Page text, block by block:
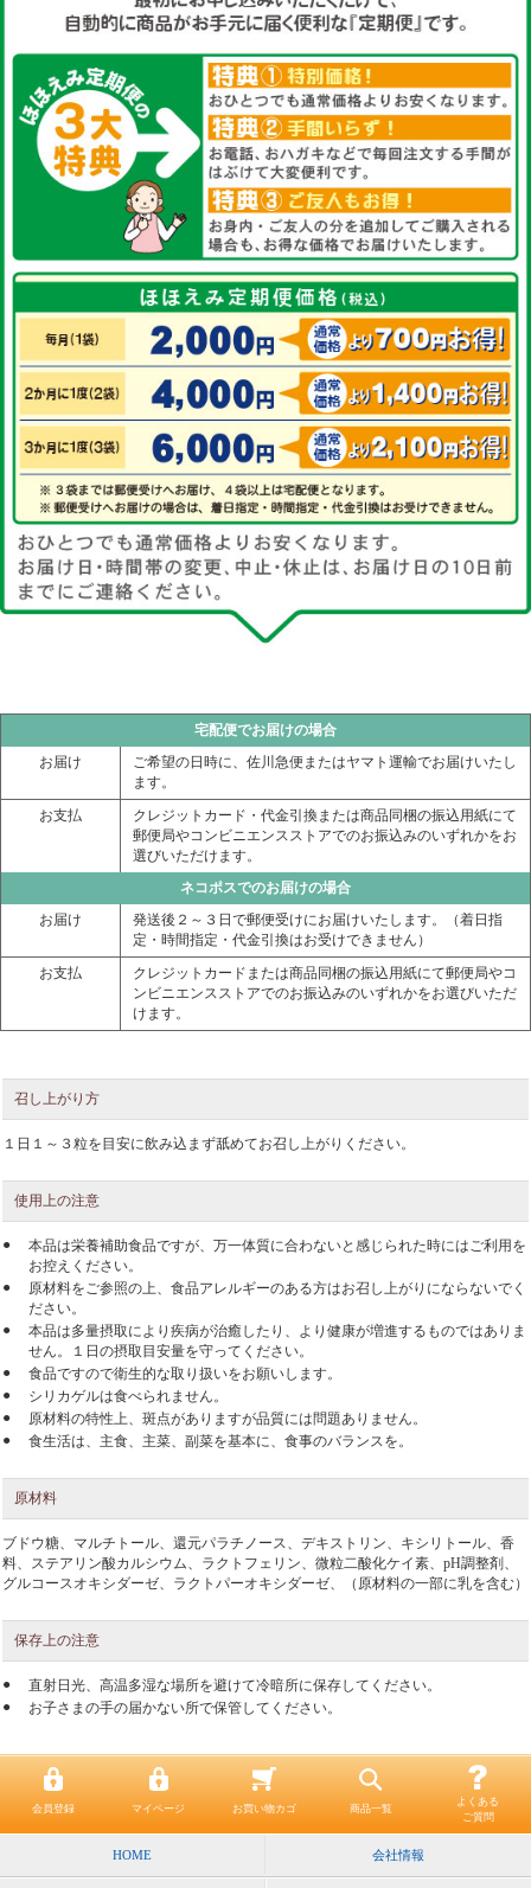
宅配便でお届けの場合
お届け
ご希望の日時に、佐川急便またはヤマト運輸でお届けいたし
ます。
お支払
クレジットカード・代金引換または商品同梱の振込用紙にて
郵便局やコンビニエンスストアでのお振込みのいずれかをお
選びいただけます。
ネコポスでのお届けの場合
お届け
発送後２～３日で郵便受けにお届けいたします。（着日指
定・時間指定・代金引換はお受けできません）
お支払
クレジットカードまたは商品同梱の振込用紙にて郵便局やコ
ンビニエンスストアでのお振込みのいずれかをお選びいただ
けます。
召し上がり方
１日１～３粒を目安に飲み込まず舐めてお召し上がりください。
使用上の注意
●
本品は栄養補助食品ですが、万一体質に合わないと感じられた時にはご利用を
お控えください。
●
原材料をご参照の上、食品アレルギーのある方はお召し上がりにならないでく
ださい。
●
本品は多量摂取により疾病が治癒したり、より健康が増進するものではありま
せん。１日の摂取目安量を守ってください。
●
食品ですので衛生的な取り扱いをお願いします。
●
シリカゲルは食べられません。
●
原材料の特性上、斑点がありますが品質には問題ありません。
●
食生活は、主食、主菜、副菜を基本に、食事のバランスを。
原材料
ブドウ糖、マルチトール、還元パラチノース、デキストリン、キシリトール、香
料、ステアリン酸カルシウム、ラクトフェリン、微粒二酸化ケイ素、pH調整剤、
グルコースオキシダーゼ、ラクトパーオキシダーゼ、（原材料の一部に乳を含む）
保存上の注意
●
直射日光、高温多湿な場所を避けて冷暗所に保存してください。
●
お子さまの手の届かない所で保管してください。
会員登録 マイページ お買い物カゴ 商品一覧
よくある
ご質問
HOME 会社情報